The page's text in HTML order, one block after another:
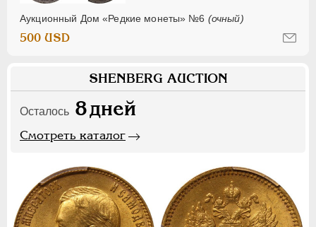
Аукционный Дом «Редкие монеты» №6 (очный)
500 USD
SHENBERG AUCTION
Осталось 8дней
Смотреть каталог